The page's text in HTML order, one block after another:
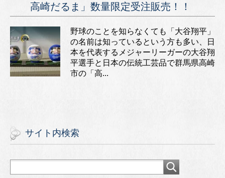
高崎だるま」数量限定受注販売！！
野球のことを知らなくても「大谷翔平」
の名前は知っているという方も多い、日
本を代表するメジャーリーガーの大谷翔
平選手と日本の伝統工芸品で群馬県高崎
市の「高...
サイト内検索